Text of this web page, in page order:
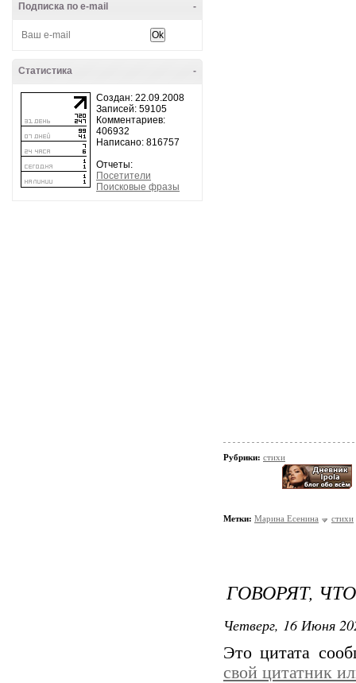
-
Подписка по e-mail
-
Статистика
Создан: 22.09.2008
Записей: 59105
Комментариев:
406932
Написано: 816757
Отчеты:
Посетители
Поисковые фразы
Рубрики: стихи
Метки: Марина Есенина стихи
ГОВОРЯТ,
Четверг, 16 Июня
Это цитата
свой цитатник